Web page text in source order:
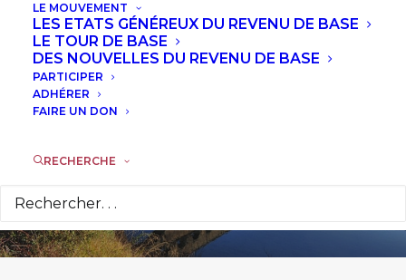
LE MOUVEMENT
LES ETATS GÉNÉREUX DU REVENU DE BASE
LE TOUR DE BASE
DES NOUVELLES DU REVENU DE BASE
PARTICIPER
ADHÉRER
FAIRE UN DON
RECHERCHE
Du 25 au 27 mai,
rencontres autour
du revenu de base à